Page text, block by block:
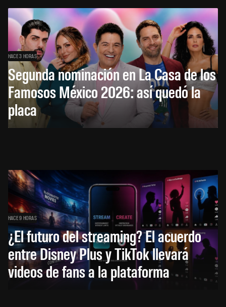
HACE 3 HORAS
Segunda nominación en La Casa de los
Famosos México 2026: así quedó la
placa
HACE 9 HORAS
¿El futuro del streaming? El acuerdo
entre Disney Plus y TikTok llevará
videos de fans a la plataforma